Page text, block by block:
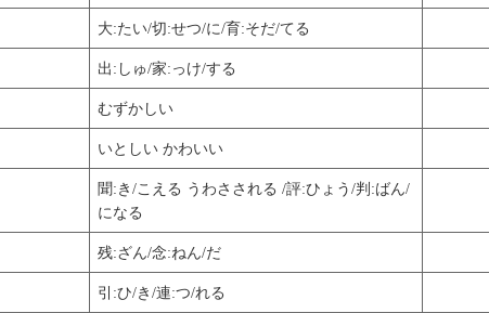
大:たい/切:せつ/に/育:そだ/てる
出:しゅ/家:っけ/する
むずかしい
いとしい かわいい
聞:き/こえる うわさされる /評:ひょう/判:ばん/
になる
残:ざん/念:ねん/だ
引:ひ/き/連:つ/れる